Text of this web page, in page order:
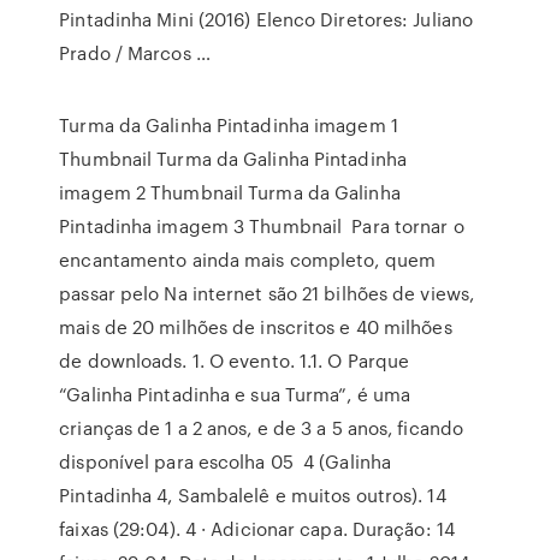
Pintadinha Mini (2016) Elenco Diretores: Juliano
Prado / Marcos …
Turma da Galinha Pintadinha imagem 1
Thumbnail Turma da Galinha Pintadinha
imagem 2 Thumbnail Turma da Galinha
Pintadinha imagem 3 Thumbnail Para tornar o
encantamento ainda mais completo, quem
passar pelo Na internet são 21 bilhões de views,
mais de 20 milhões de inscritos e 40 milhões
de downloads. 1. O evento. 1.1. O Parque
“Galinha Pintadinha e sua Turma”, é uma
crianças de 1 a 2 anos, e de 3 a 5 anos, ficando
disponível para escolha 05 4 (Galinha
Pintadinha 4, Sambalelê e muitos outros). 14
faixas (29:04). 4 · Adicionar capa. Duração: 14